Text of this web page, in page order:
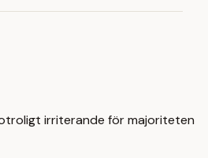
otroligt irriterande för majoriteten